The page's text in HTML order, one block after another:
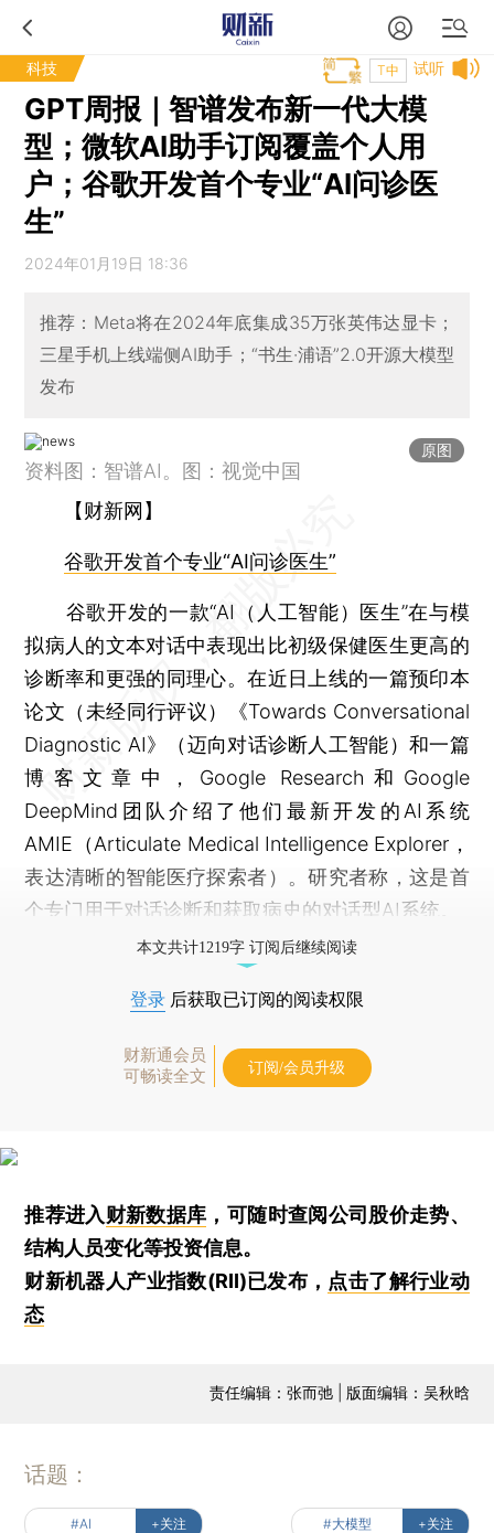
科技 试听
T中
GPT周报｜智谱发布新一代大模
型；微软AI助手订阅覆盖个人用
户；谷歌开发首个专业“AI问诊医
生”
2024年01月19日 18:36
推荐：Meta将在2024年底集成35万张英伟达显卡；
三星手机上线端侧AI助手；“书生·浦语”2.0开源大模型
发布
原图
资料图：智谱AI。图：视觉中国
【财新网】
谷歌开发首个专业“AI问诊医生”
谷歌开发的一款“AI（人工智能）医生”在与模
拟病人的文本对话中表现出比初级保健医生更高的
诊断率和更强的同理心。在近日上线的一篇预印本
论文（未经同行评议）《Towards Conversational
Diagnostic AI》（迈向对话诊断人工智能）和一篇
博客文章中，Google Research和Google
DeepMind团队介绍了他们最新开发的AI系统
AMIE（Articulate Medical Intelligence Explorer，
表达清晰的智能医疗探索者）。研究者称，这是首
个专门用于对话诊断和获取病史的对话型AI系统。
本文共计1219字 订阅后继续阅读
登录 后获取已订阅的阅读权限
财新通会员
可畅读全文
订阅/会员升级
推荐进入财新数据库 ，可随时查阅公司股价走势、
结构人员变化等投资信息。
财新机器人产业指数(RII)已发布， 点击了解行业动
态
责任编辑：张而弛 | 版面编辑：吴秋晗
话题：
#AI +关注 #大模型 +关注